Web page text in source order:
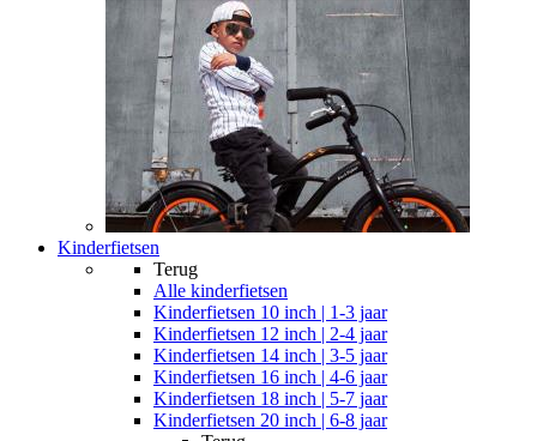
Kinderfietsen
Terug
Alle kinderfietsen
Kinderfietsen 10 inch | 1-3 jaar
Kinderfietsen 12 inch | 2-4 jaar
Kinderfietsen 14 inch | 3-5 jaar
Kinderfietsen 16 inch | 4-6 jaar
Kinderfietsen 18 inch | 5-7 jaar
Kinderfietsen 20 inch | 6-8 jaar